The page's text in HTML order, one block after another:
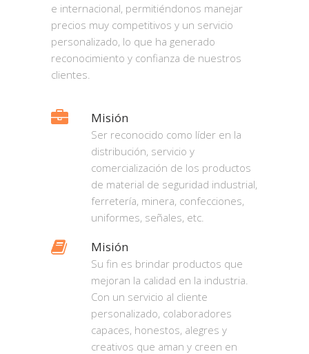
e internacional, permitiéndonos manejar
precios muy competitivos y un servicio
personalizado, lo que ha generado
reconocimiento y confianza de nuestros
clientes.
Misión
Ser reconocido como líder en la
distribución, servicio y
comercialización de los productos
de material de seguridad industrial,
ferretería, minera, confecciones,
uniformes, señales, etc.
Misión
Su fin es brindar productos que
mejoran la calidad en la industria.
Con un servicio al cliente
personalizado, colaboradores
capaces, honestos, alegres y
creativos que aman y creen en